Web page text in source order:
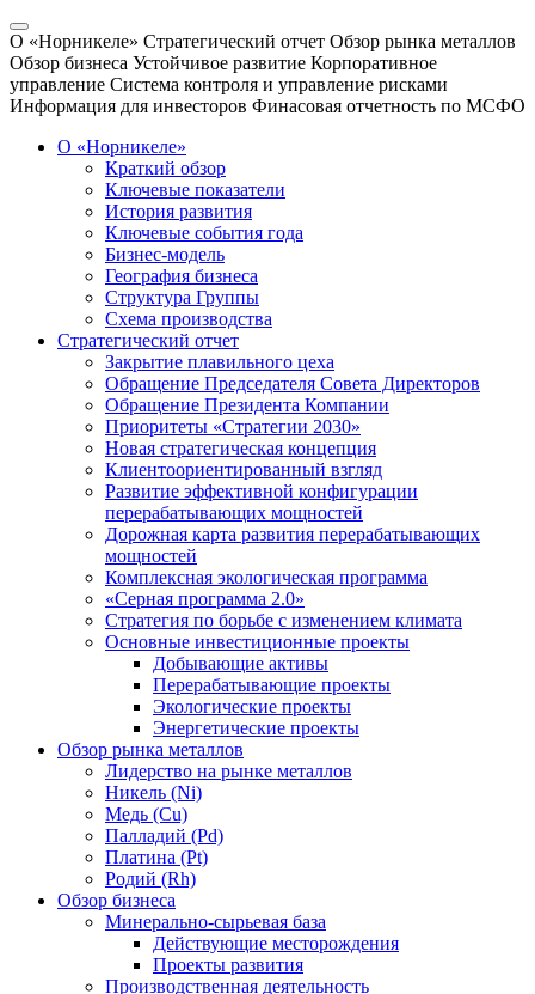
О «Норникеле» Стратегический отчет Обзор рынка металлов
Обзор бизнеса Устойчивое развитие Корпоративное
управление Система контроля и управление рисками
Информация для инвесторов Финасовая отчетность по МСФО
О «Норникеле»
Краткий обзор
Ключевые показатели
История развития
Ключевые события года
Бизнес-модель
География бизнеса
Структура Группы
Схема производства
Стратегический отчет
Закрытие плавильного цеха
Обращение Председателя Совета Директоров
Обращение Президента Компании
Приоритеты «Стратегии 2030»
Новая стратегическая концепция
Клиентоориентированный взгляд
Развитие эффективной конфигурации
перерабатывающих мощностей
Дорожная карта развития перерабатывающих
мощностей
Комплексная экологическая программа
«Серная программа 2.0»
Стратегия по борьбе с изменением климата
Основные инвестиционные проекты
Добывающие активы
Перерабатывающие проекты
Экологические проекты
Энергетические проекты
Обзор рынка металлов
Лидерство на рынке металлов
Никель (Ni)
Медь (Cu)
Палладий (Pd)
Платина (Pt)
Родий (Rh)
Обзор бизнеса
Минерально-сырьевая база
Действующие месторождения
Проекты развития
Производственная деятельность